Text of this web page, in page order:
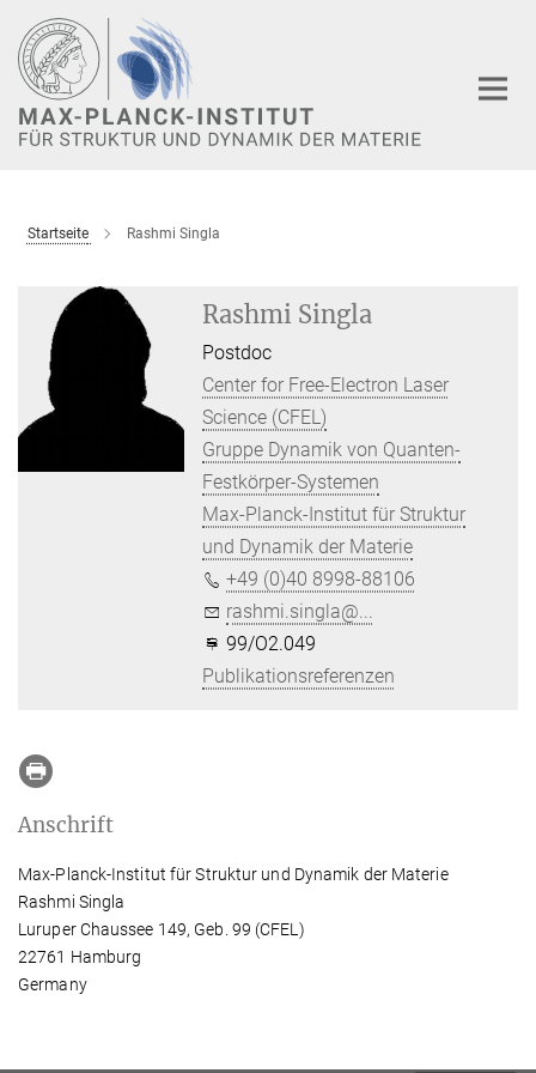
Hauptinhalt
Startseite Rashmi Singla
Rashmi Singla
Postdoc
Center for Free-Electron Laser
Science (CFEL)
Gruppe Dynamik von Quanten-
Festkörper-Systemen
Max-Planck-Institut für Struktur
und Dynamik der Materie
+49 (0)40 8998-88106
rashmi.singla@...
99/O2.049
Publikationsreferenzen
Anschrift
Max-Planck-Institut für Struktur und Dynamik der Materie
Rashmi Singla
Luruper Chaussee 149, Geb. 99 (CFEL)
22761 Hamburg
Germany